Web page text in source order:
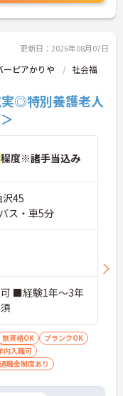
更新日：2026年08月07日
ーピアかりや
社会福
実◎特別養護老人
程度※諸手当込み
沢45
ス・車5分
■経験1年～3年
無資格OK
ブランクOK
内入職可
退職金制度あり